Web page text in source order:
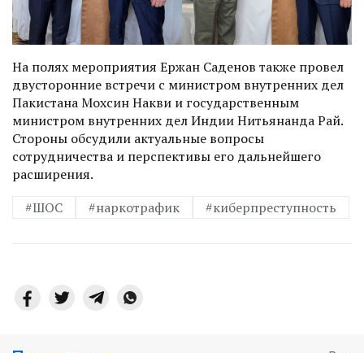
На полях мероприятия Ержан Саденов также провел
двусторонние встречи с министром внутренних дел
ПакистанаМохсин Накви и государственным
министром внутренних дел ИндииНитьянанда Рай.
Стороны обсудили актуальные вопросы
сотрудничества и перспективы его дальнейшего
расширения.
#ШОС
#наркотрафик #киберпреступность